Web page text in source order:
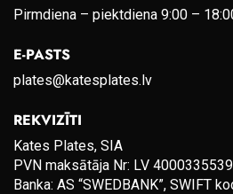
Pirmdiena – piektdiena 9:00 –
E-PASTS
plates@katesplates.lv
REKVIZĪTI
Kates Plates, SIA
PVN maksātāja Nr: LV
Banka: AS “SWEDBANK”, SWIFT